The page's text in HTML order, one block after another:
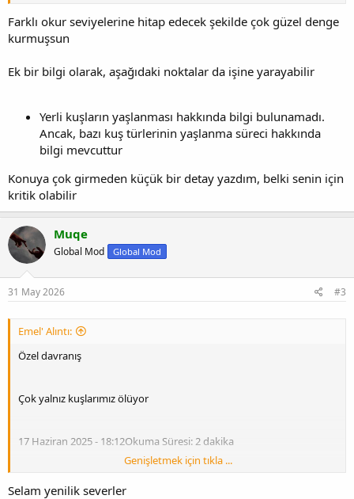
Hausrotchwanz (Phoenicurus Ochruros): Bir kadın mezar
Farklı okur seviyelerine hitap edecek şekilde çok güzel denge
kurmuşsun
Ek bir bilgi olarak, aşağıdaki noktalar da işine yarayabilir
Yerli kuşların yaşlanması hakkında bilgi bulunamadı.
Ancak, bazı kuş türlerinin yaşlanma süreci hakkında
bilgi mevcuttur
Konuya çok girmeden küçük bir detay yazdım, belki senin için
kritik olabilir
Muqe
Global Mod Global Mod
31 May 2026 #3
Emel' Alıntı:
Özel davranış
Çok yalnız kuşlarımız ölüyor
17 Haziran 2025 - 18:12Okuma Süresi: 2 dakika
Genişletmek için tıkla ...
Selam yenilik severler